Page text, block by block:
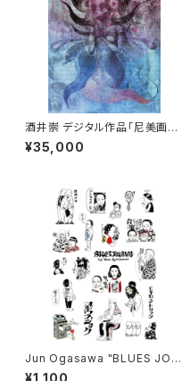
酒井崇 デジタル作品「尼美画
（あまびえ）」ジークレー
¥35,000
Jun Ogasawa "BLUES JOU
NAL" ステッカーシート
¥1,100